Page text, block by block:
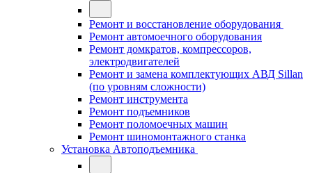
Ремонт и восстановление оборудования
Ремонт автомоечного оборудования
Ремонт домкратов, компрессоров,
электродвигателей
Ремонт и замена комплектующих АВД Sillan
(по уровням сложности)
Ремонт инструмента
Ремонт подъемников
Ремонт поломоечных машин
Ремонт шиномонтажного станка
Установка Автоподъемника